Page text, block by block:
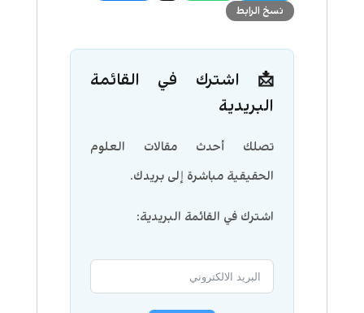
نسخ الرابط
📩 اشترك في القائمة
البريدية
تصلك أحدث مقالات العلوم
الحقيقية مباشرة إلى بريدك.
اشترك في القائمة البريدية: